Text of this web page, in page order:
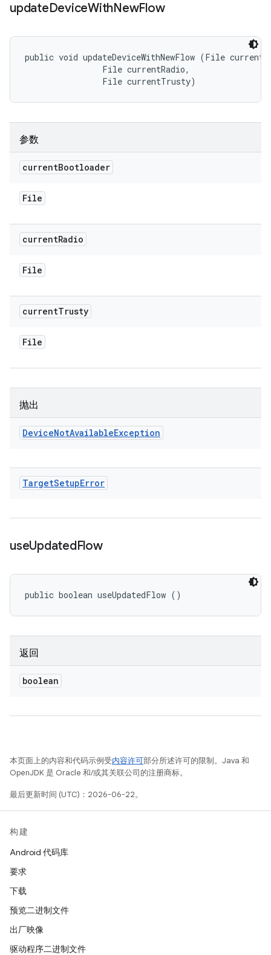
updateDeviceWithNewFlow
public void updateDeviceWithNewFlow (File
                File currentRadio,
                File currentTrusty)
参数
currentBootloader
File
currentRadio
File
currentTrusty
File
抛出
DeviceNotAvailableException
TargetSetupError
useUpdatedFlow
public boolean useUpdatedFlow ()
返回
boolean
本页面上的内容和代码示例受内容许可部分所述许可的限制。Java 和
OpenJDK 是 Oracle 和/或其关联公司的注册商标。
最后更新时间 (UTC)：2026-06-22。
构建
Android 代码库
要求
下载
预览二进制文件
出厂映像
驱动程序二进制文件